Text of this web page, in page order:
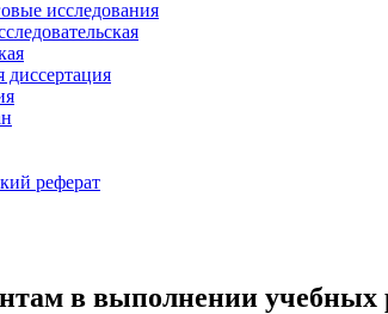
исследования
диссертация
реферат
в выполнении учебных